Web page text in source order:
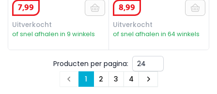
7,99
Uitverkocht
of snel afhalen in 9 winkels
8,99
Uitverkocht
of snel afhalen in 64 winkels
Producten per pagina:
Prev 1 2 3 4 Next